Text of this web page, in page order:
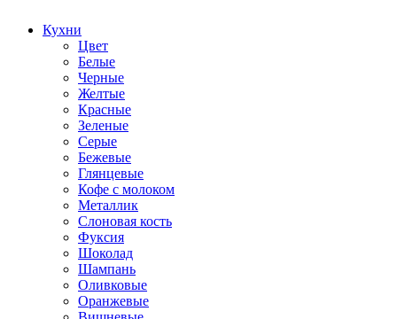
Кухни
Цвет
Белые
Черные
Желтые
Красные
Зеленые
Серые
Бежевые
Глянцевые
Кофе с молоком
Металлик
Слоновая кость
Фуксия
Шоколад
Шампань
Оливковые
Оранжевые